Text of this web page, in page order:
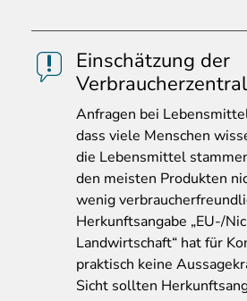
Einschätzung der
Anfragen bei
dass viele Menschen
die Lebensmittel
den meisten Produkten
wenig
Herkunftsangabe „EU-/
Landwirtschaft“ hat für
praktisch keine
Sicht sollten